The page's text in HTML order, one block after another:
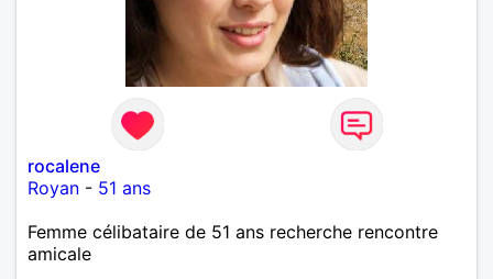
rocalene
Royan - 51 ans
Femme célibataire de 51 ans recherche rencontre
amicale